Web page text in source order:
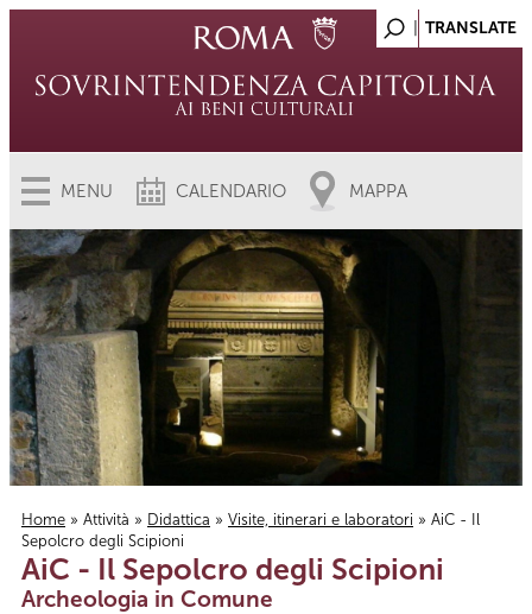
MENU CALENDARIO MAPPA
Tu sei qui
Home » Attività » Didattica » Visite, itinerari e laboratori » AiC - Il
Sepolcro degli Scipioni
AiC - Il Sepolcro degli Scipioni
Archeologia in Comune